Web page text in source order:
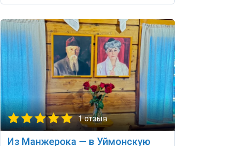
1 отзыв
Из Манжерока — в Уймонскую